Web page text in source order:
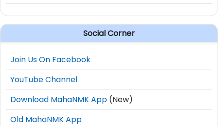
Social Corner
Join Us On Facebook
YouTube Channel
Download MahaNMK App (New)
Old MahaNMK App